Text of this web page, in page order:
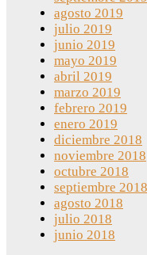
agosto 2019
julio 2019
junio 2019
mayo 2019
abril 2019
marzo 2019
febrero 2019
enero 2019
diciembre 2018
noviembre 2018
octubre 2018
septiembre 2018
agosto 2018
julio 2018
junio 2018